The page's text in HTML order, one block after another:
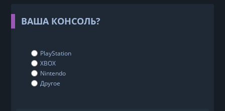
ВАША КОНСОЛЬ?
PlayStation
XBOX
Nintendo
Другое